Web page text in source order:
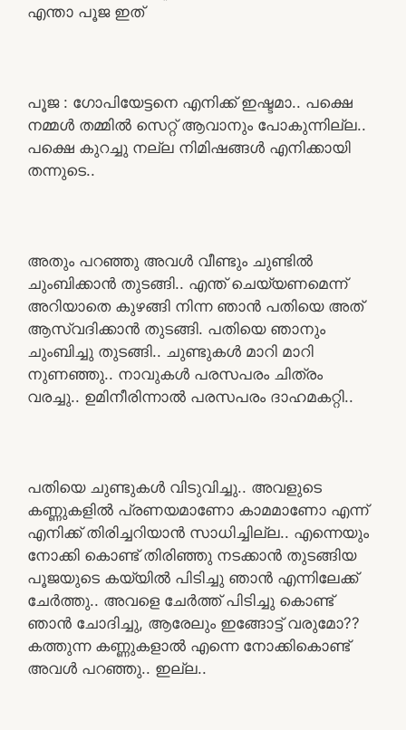
എന്താ പൂജ ഇത്
പൂജ : ഗോപിയേട്ടനെ എനിക്ക് ഇഷ്ടമാ.. പക്ഷെ
നമ്മൾ തമ്മിൽ സെറ്റ് ആവാനും പോകുന്നില്ല..
പക്ഷെ കുറച്ചു നല്ല നിമിഷങ്ങൾ എനിക്കായി
തന്നുടെ..
അതും പറഞ്ഞു അവൾ വീണ്ടും ചുണ്ടിൽ
ചുംബിക്കാൻ തുടങ്ങി.. എന്ത് ചെയ്യണമെന്ന്
അറിയാതെ കുഴങ്ങി നിന്ന ഞാൻ പതിയെ അത്
ആസ്വദിക്കാൻ തുടങ്ങി. പതിയെ ഞാനും
ചുംബിച്ചു തുടങ്ങി.. ചുണ്ടുകൾ മാറി മാറി
നുണഞ്ഞു.. നാവുകൾ പരസപരം ചിത്രം
വരച്ചു.. ഉമിനീരിന്നാൽ പരസപരം ദാഹമകറ്റി..
പതിയെ ചുണ്ടുകൾ വിടുവിച്ചു.. അവളുടെ
കണ്ണുകളിൽ പ്രണയമാണോ കാമമാണോ എന്ന്
എനിക്ക് തിരിച്ചറിയാൻ സാധിച്ചില്ല.. എന്നെയും
നോക്കി കൊണ്ട് തിരിഞ്ഞു നടക്കാൻ തുടങ്ങിയ
പൂജയുടെ കയ്യിൽ പിടിച്ചു ഞാൻ എന്നിലേക്ക്
ചേർത്തു.. അവളെ ചേർത്ത് പിടിച്ചു കൊണ്ട്
ഞാൻ ചോദിച്ചു, ആരേലും ഇങ്ങോട്ട് വരുമോ??
കത്തുന്ന കണ്ണുകളാൽ എന്നെ നോക്കികൊണ്ട്
അവൾ പറഞ്ഞു.. ഇല്ല..